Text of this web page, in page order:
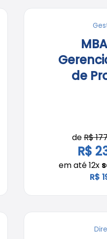
de
deR$
R$
em até 12x
R$